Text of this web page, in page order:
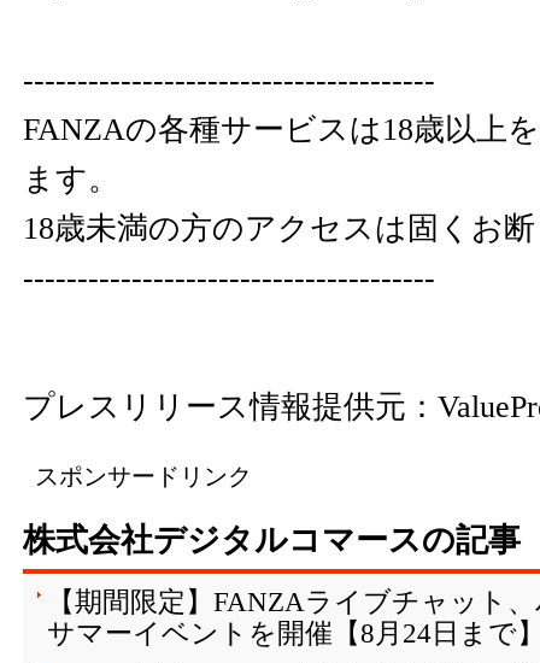
--------------------------------------
FANZAの各種サービスは18歳以上
ます。
18歳未満の方のアクセスは固くお
--------------------------------------
プレスリリース情報提供元：
スポンサードリンク
株式会社デジタルコマースの記事
【期間限定】FANZAライブチャット
サマーイベントを開催【8月24日まで